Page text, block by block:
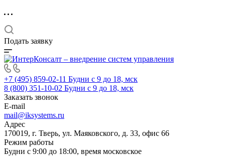
Подать заявку
+7 (495) 859-02-11 Будни с 9 до 18, мск
8 (800) 351-10-02 Будни с 9 до 18, мск
Заказать звонок
E-mail
mail@iksystems.ru
Адрес
170019, г. Тверь, ул. Маяковского, д. 33, офис 66
Режим работы
Будни с 9:00 до 18:00, время московское